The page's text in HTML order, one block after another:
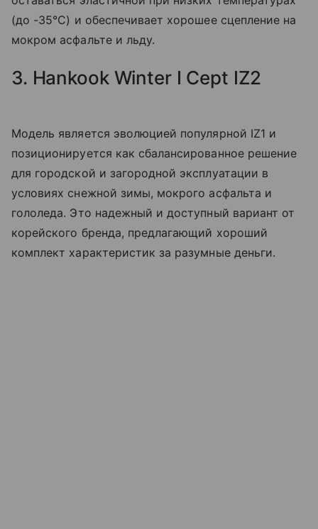
(до -35°C) и обеспечивает хорошее сцепление на
мокром асфальте и льду.
3. Hankook Winter I Cept IZ2
Модель является эволюцией популярной IZ1 и
позиционируется как сбалансированное решение
для городской и загородной эксплуатации в
условиях снежной зимы, мокрого асфальта и
гололеда. Это надежный и доступный вариант от
корейского бренда, предлагающий хороший
комплект характеристик за разумные деньги.